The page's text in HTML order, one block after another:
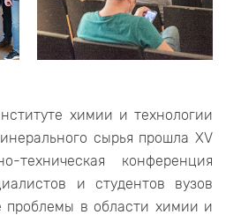
химии и технологии
сырья прошла XV
техническая конференция
и студентов вузов
проблемы в области химии и